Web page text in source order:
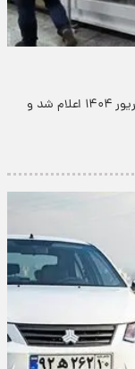
قیمت تازه گوشت قرمز در بازار امروز دوشنبه ۲۶ شهریور ۱۴۰۴ اعلام شد و